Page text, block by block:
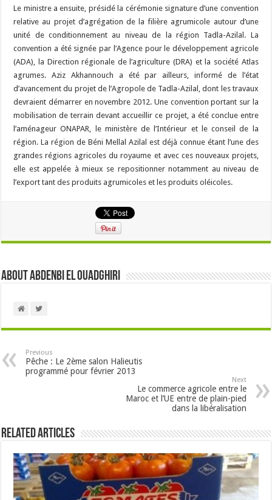
Le ministre a ensuite, présidé la cérémonie signature d’une convention
relative au projet d’agrégation de la filière agrumicole autour d’une
unité de conditionnement au niveau de la région Tadla-Azilal. La
convention a été signée par l’Agence pour le développement agricole
(ADA), la Direction régionale de l’agriculture (DRA) et la société Atlas
agrumes. Aziz Akhannouch a été par ailleurs, informé de l’état
d’avancement du projet de l’Agropole de Tadla-Azilal, dont les travaux
devraient démarrer en novembre 2012. Une convention portant sur la
mobilisation de terrain devant accueillir ce projet, a été conclue entre
l’aménageur ONAPAR, le ministère de l’Intérieur et le conseil de la
région. La région de Béni Mellal Azilal est déjà connue étant l’une des
grandes régions agricoles du royaume et avec ces nouveaux projets,
elle est appelée à mieux se repositionner notamment au niveau de
l’export tant des produits agrumicoles et les produits oléicoles.
About Abdenbi EL OUADGHIRI
Previous
Pêche : Le 2ème salon Halieutis
programmé pour février 2013
Next
Le commerce agricole entre le
Maroc et l’UE entre de plain-pied
dans la libéralisation
Related Articles